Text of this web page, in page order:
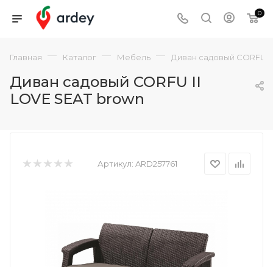
0
Главная — Каталог — Мебель — Диван садовый CORFU
Диван садовый CORFU II
LOVE SEAT brown
Артикул: ARD257761